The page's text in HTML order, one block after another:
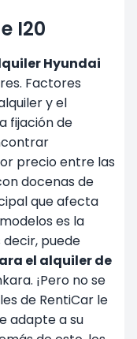
I20
Hyundai
Factores
y el
fijación de
precio entre las
docenas de
que afecta
es la
decir, puede
el alquiler de
. ¡Pero no se
de RentiCar le
adapte a su